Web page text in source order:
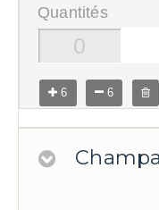
Quantités
6 6